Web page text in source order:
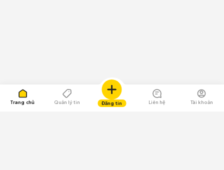
Trang chủ Quản lý tin Đăng tin Liên hệ Tài khoản